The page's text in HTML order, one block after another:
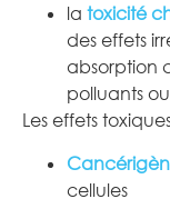
la toxicité
des effets
absorption
polluants
Les effets
cellules